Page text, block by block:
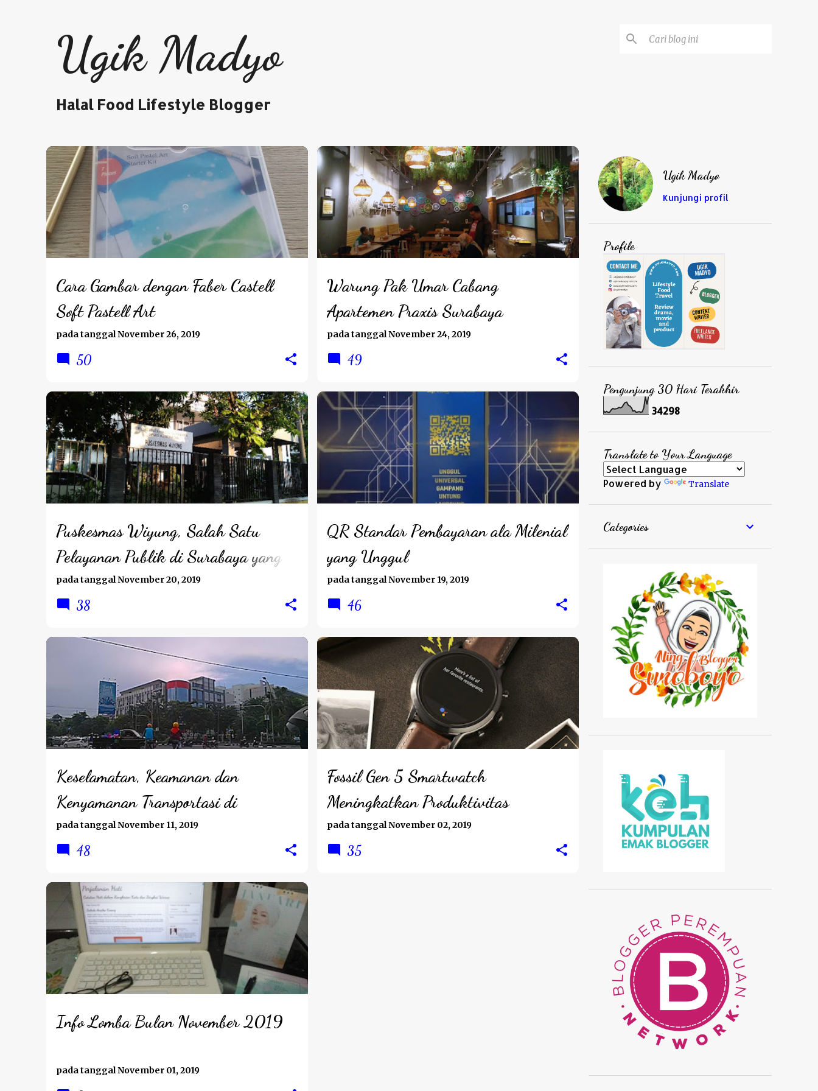
Ugik Madyo
Halal Food Lifestyle Blogger
P
o
s
t
i
n
Cara Gambar dengan Faber Castell
Soft Pastell Art
pada tanggalNovember 26, 2019
LIFESTYLE
50
Warung Pak Umar Cabang
Apartemen Praxis Surabaya
pada tanggalNovember 24, 2019
KULINER
49
Puskesmas Wiyung, Salah Satu
Pelayanan Publik di Surabaya yang
Memuaskan.
pada tanggalNovember 20, 2019
KESEHATAN
38
QR Standar Pembayaran ala Milenial
yang Unggul
pada tanggalNovember 19, 2019
LIFESTYLE
46
Keselamatan, Keamanan dan
Kenyamanan Transportasi di
Indonesia Saat Ini
pada tanggalNovember 11, 2019
48
Fossil Gen 5 Smartwatch
Meningkatkan Produktivitas
pada tanggalNovember 02, 2019
35
Info Lomba Bulan November 2019
pada tanggalNovember 01, 2019
INFO LOMBA
Ugik Madyo
Kunjungi profil
Profile
Pengunjung 30 Hari Terakhir
34298
Translate to Your Language
Powered by Translate
Categories